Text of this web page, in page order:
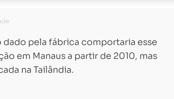
pela fábrica comportaria esse
em Manaus a partir de 2010, mas
na Tailândia.